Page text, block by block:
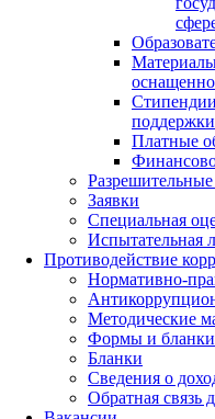
поддержки
Платные
Заявки
Специальная
Испытательная
Противодействие
Нормативно-
Методические
Формы и бланки
Бланки
Сведения о
Обратная связь